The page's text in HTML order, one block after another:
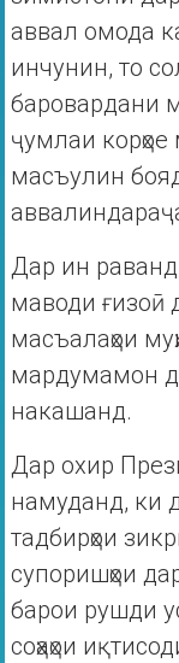
аввал омода
инчунин, то
баровардани
ҷумлаи
масъулин
Дар ин
маводи ғизоӣ
масъалаҳои
мардумамон
накашанд.
Дар охир
намуданд, ки
тадбирҳои
супоришҳои
барои рушди
соҳаҳои